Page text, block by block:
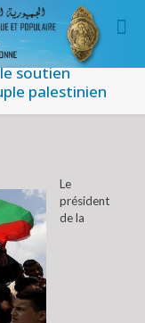
soutien
palestinien
Le
président
de la